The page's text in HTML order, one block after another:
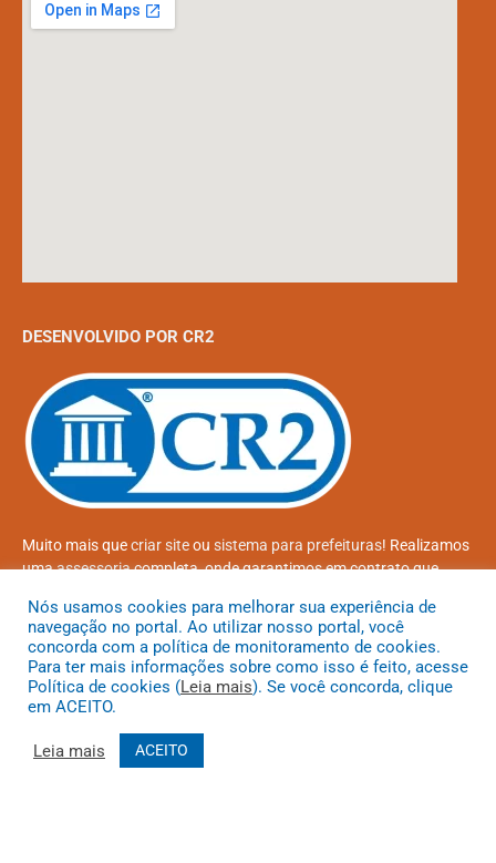
DESENVOLVIDO POR CR2
Muito mais quecriar siteou sistema para prefeituras! Realizamos
umaassessoriacompleta, onde garantimos em contrato que
atendidas.
Conheça oPNTPe oRadar da Transparência Pública
Todos os direitos reservados a Prefeitura Municipal de Coroatá
Nós usamos cookies para melhorar sua experiência de
navegação no portal. Ao utilizar nosso portal, você
concorda com a política de monitoramento de cookies.
Para ter mais informações sobre como isso é feito, acesse
Política de cookies (Leia mais). Se você concorda, clique
em ACEITO.
Leia mais ACEITO